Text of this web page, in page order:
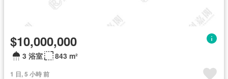
$10,000,000
3 浴室 843 m²
1 日, 5 小時 前